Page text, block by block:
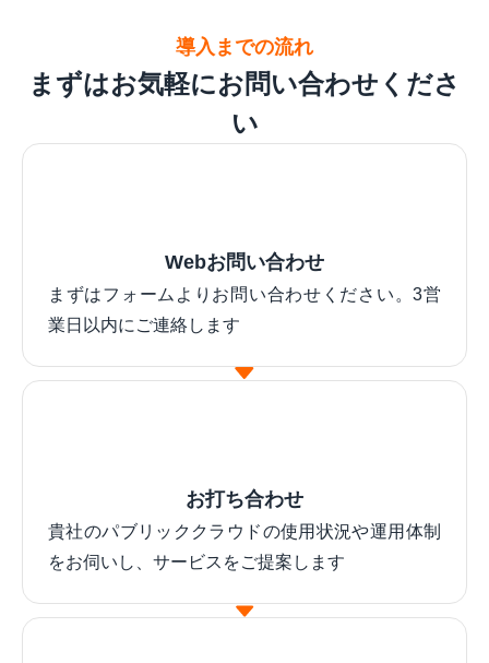
導入までの流れ
まずはお気軽にお問い合わせくださ
い
Webお問い合わせ
まずはフォームよりお問い合わせください。3営
業日以内にご連絡します
お打ち合わせ
貴社のパブリッククラウドの使用状況や運用体制
をお伺いし、サービスをご提案します